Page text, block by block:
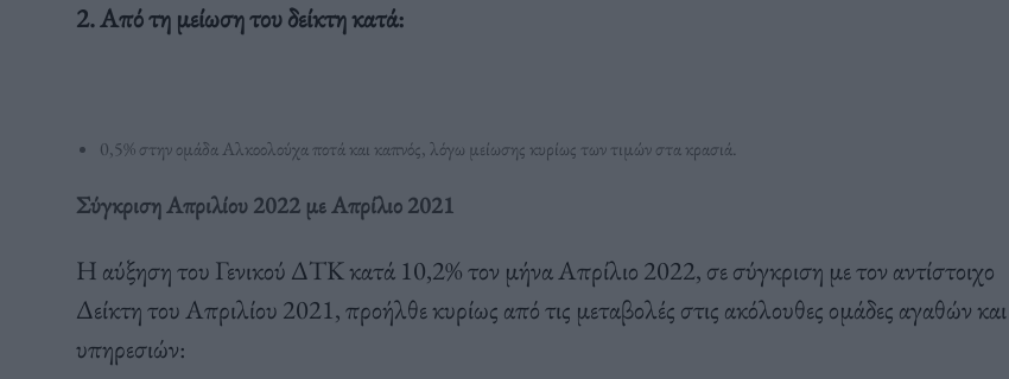
2. Από τη μείωση του δείκτη κατά:
0,5% στην ομάδα Αλκοολούχα ποτά και καπνός, λόγω μείωσης κυρίως των τιμών στα κρασιά.
Σύγκριση Απριλίου 2022 με Απρίλιο 2021
Η αύξηση του Γενικού ΔΤΚ κατά 10,2% τον μήνα Απρίλιο 2022, σε σύγκριση με τον αντίστοιχο
Δείκτη του Απριλίου 2021, προήλθε κυρίως από τις μεταβολές στις ακόλουθες ομάδες αγαθών και
υπηρεσιών: